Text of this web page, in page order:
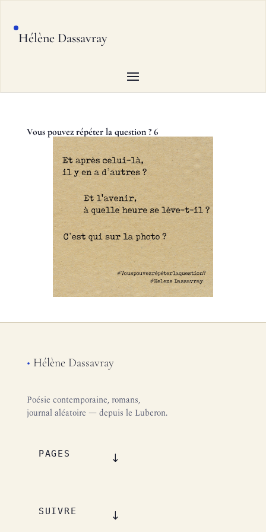
Hélène Dassavray
Vous pouvez répéter la question ? 6
• Hélène Dassavray
Poésie contemporaine, romans,
journal aléatoire — depuis le Luberon.
PAGES
SUIVRE